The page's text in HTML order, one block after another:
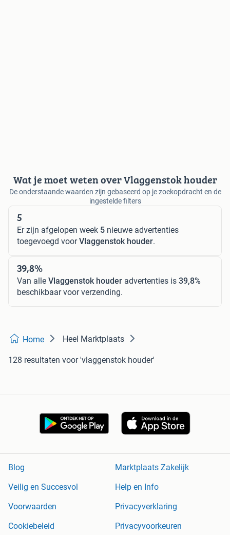
Wat je moet weten over Vlaggenstok houder
De onderstaande waarden zijn gebaseerd op je zoekopdracht en de
ingestelde filters
5
Er zijn afgelopen week 5 nieuwe advertenties
toegevoegd voorVlaggenstok houder.
39,8%
Van alle Vlaggenstok houder advertenties is 39,8%
beschikbaar voor verzending.
Home Heel Marktplaats
128 resultaten voor 'vlaggenstok houder'
Blog
Marktplaats Zakelijk
Veilig en Succesvol
Help en Info
Voorwaarden
Privacyverklaring
Cookiebeleid
Privacyvoorkeuren